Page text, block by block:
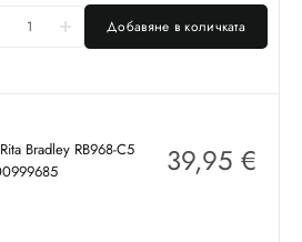
Добавяне в количката
Bradley RB968-C5
39,95 €